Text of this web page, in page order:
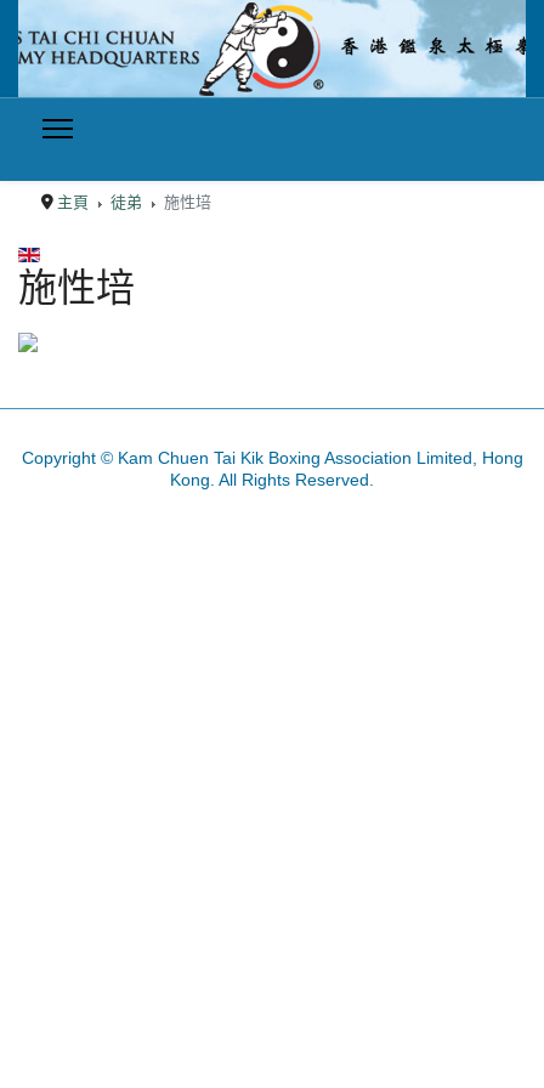
主頁 徒弟 施性培
選擇你的語言
施性培
Copyright © Kam Chuen Tai Kik Boxing Association Limited, Hong
Kong. All Rights Reserved.